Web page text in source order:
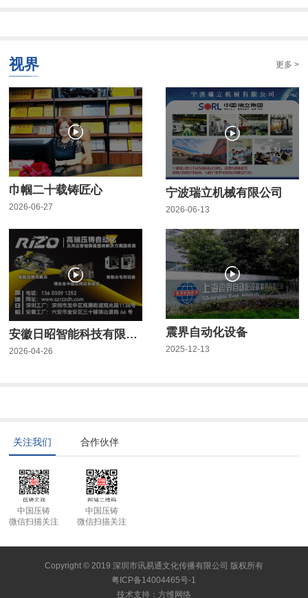
视界 更多 >
巾帼二十载铸匠心
2026-06-27
宁波瑞立机械有限公司
2026-06-13
安徽日昭智能科技有限公司
2026-04-26
震界自动化设备
2025-12-13
关注我们 合作伙伴
中国压铸
微信扫描关注
中国压铸
微信扫描关注
Copyright © 2019 深圳市讯易通文化传播有限公司 版权所有
粤ICP备14004465号-1
技术支持： 方维网络